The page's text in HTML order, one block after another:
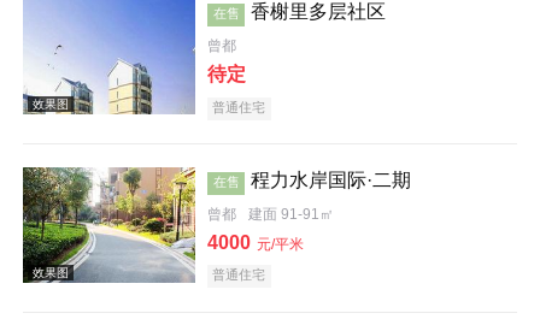
效果图
在售 香榭里多层社区
曾都
待定
普通住宅
在售 程力水岸国际·二期
曾都 建面 91-91㎡
4000 元/平米
普通住宅